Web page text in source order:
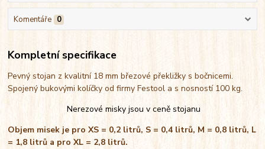
Komentáře 0
Kompletní specifikace
Pevný stojan z kvalitní 18 mm březové překližky s bočnicemi.
Spojený bukovými kolíčky od firmy Festool a s nosností 100 kg.
Nerezové misky jsou v ceně stojanu
Objem misek je pro XS = 0,2 litrů, S = 0,4 litrů, M = 0,8 litrů, L
= 1,8 litrů a pro XL = 2,8 litrů.